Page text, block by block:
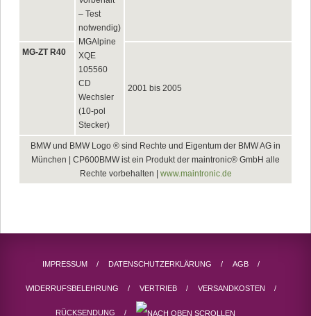
– Test
notwendig)
MGAlpine
XQE
105560
CD
Wechsler
(10-pol
Stecker)
MG-ZT R40
2001 bis 2005
BMW und BMW Logo ® sind Rechte und Eigentum der BMW AG in
München | CP600BMW ist ein Produkt der maintronic® GmbH alle
Rechte vorbehalten | www.maintronic.de
IMPRESSUM DATENSCHUTZERKLÄRUNG AGB
WIDERRUFSBELEHRUNG VERTRIEB VERSANDKOSTEN
RÜCKSENDUNG